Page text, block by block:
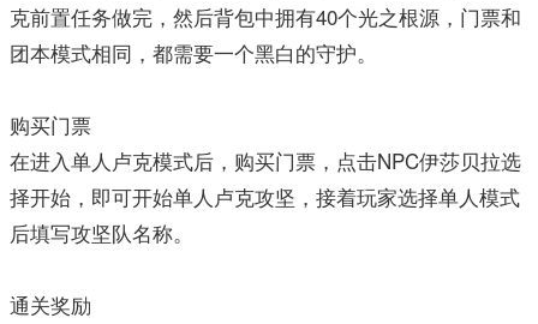
克前置任务做完，然后背包中拥有40个光之根源，门票和
团本模式相同，都需要一个黑白的守护。
购买门票
在进入单人卢克模式后，购买门票，点击NPC伊莎贝拉选
择开始，即可开始单人卢克攻坚，接着玩家选择单人模式
后填写攻坚队名称。
通关奖励